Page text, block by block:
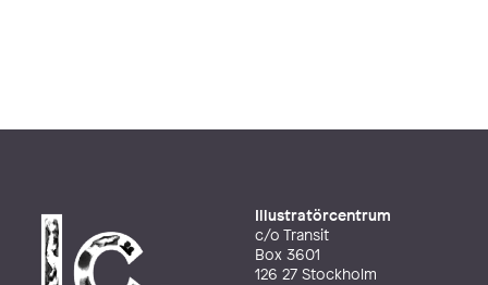
Illustratörcentrum
c/o Transit
Box 3601
126 27 Stockholm